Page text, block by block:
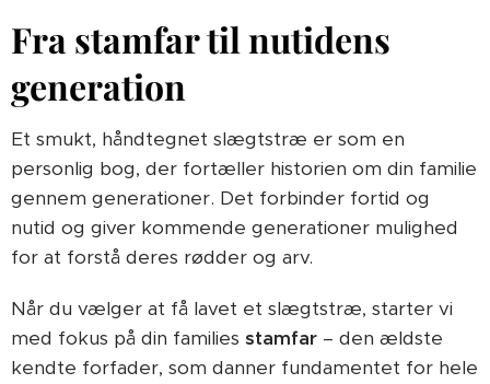
Fra stamfar til nutidens
generation
Et smukt, håndtegnet slægtstræ er som en
personlig bog, der fortæller historien om din familie
gennem generationer. Det forbinder fortid og
nutid og giver kommende generationer mulighed
for at forstå deres rødder og arv.
Når du vælger at få lavet et slægtstræ, starter vi
med fokus på din families stamfar – den ældste
kendte forfader, som danner fundamentet for hele